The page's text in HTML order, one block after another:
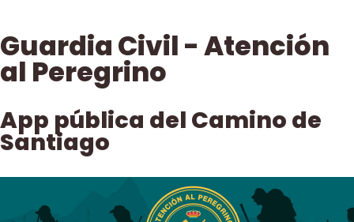
Guardia Civil - Atención
al Peregrino
App pública del Camino de
Santiago